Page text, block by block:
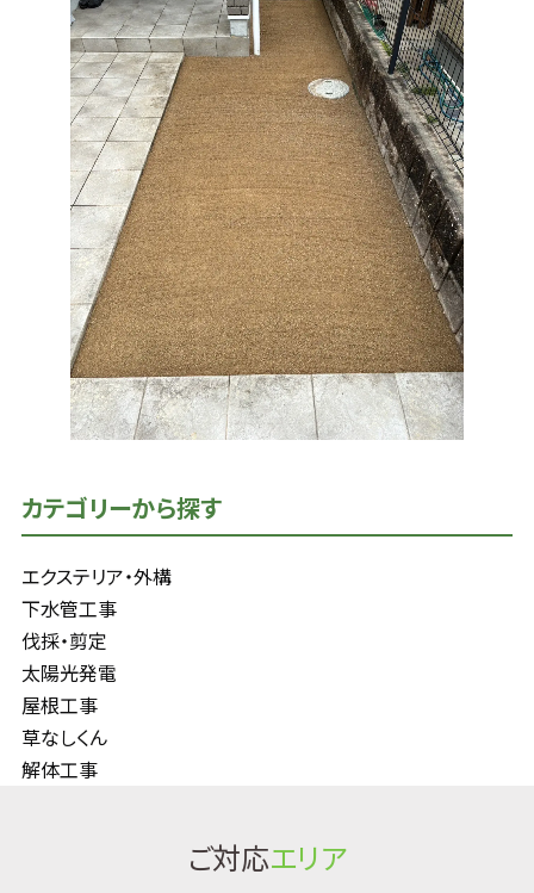
カテゴリーから探す
エクステリア・外構
下水管工事
伐採・剪定
太陽光発電
屋根工事
草なしくん
解体工事
ご対応エリア